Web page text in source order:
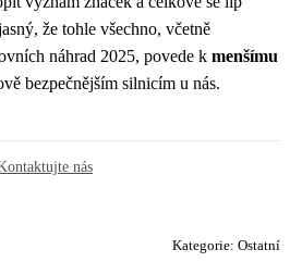
že tohle všechno, včetně
náhrad 2025, povede k menšímu
bezpečnějším silnicím u nás.
nás
Kategorie: Ostatní